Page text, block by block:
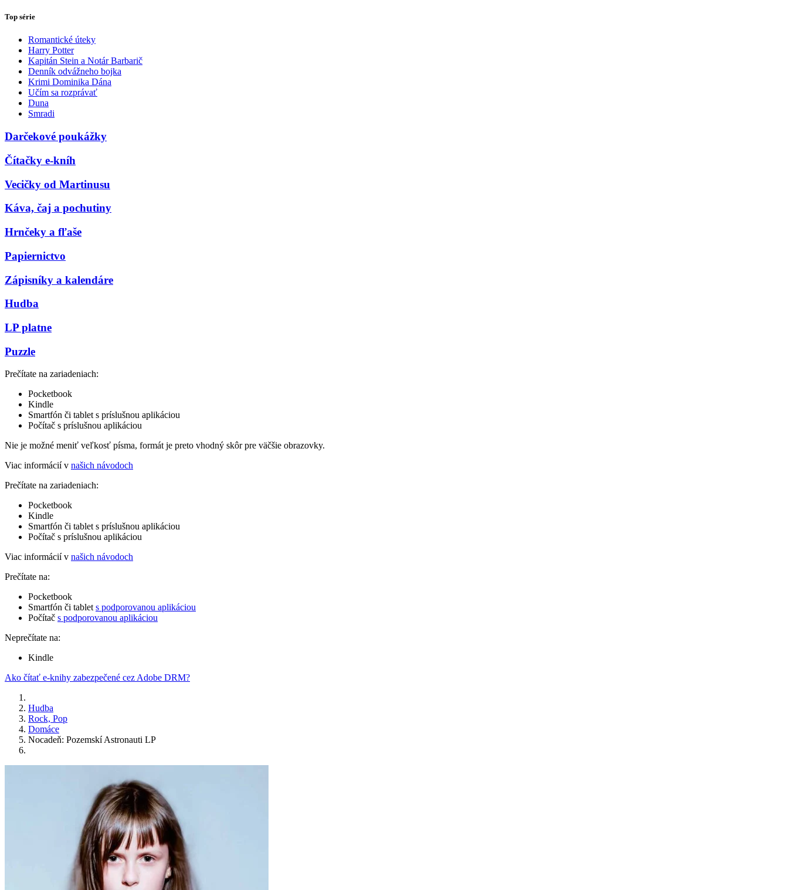
Top série
Romantické úteky
Harry Potter
Kapitán Stein a Notár Barbarič
Denník odvážneho bojka
Krimi Dominika Dána
Učím sa rozprávať
Duna
Smradi
Darčekové poukážky
Čítačky e-kníh
Vecičky od Martinusu
Káva, čaj a pochutiny
Hrnčeky a fľaše
Papiernictvo
Zápisníky a kalendáre
Hudba
LP platne
Puzzle
Prečítate na zariadeniach:
Pocketbook
Kindle
Smartfón či tablet s príslušnou aplikáciou
Počítač s príslušnou aplikáciou
Nie je možné meniť veľkosť písma, formát je preto vhodný skôr pre väčšie obrazovky.
Viac informácií v našich návodoch
Prečítate na zariadeniach:
Pocketbook
Kindle
Smartfón či tablet s príslušnou aplikáciou
Počítač s príslušnou aplikáciou
Viac informácií v našich návodoch
Prečítate na:
Pocketbook
Smartfón či tablet s podporovanou aplikáciou
Počítač s podporovanou aplikáciou
Neprečítate na:
Kindle
Ako čítať e-knihy zabezpečené cez Adobe DRM?
Hudba
Rock, Pop
Domáce
Nocadeň: Pozemskí Astronauti LP